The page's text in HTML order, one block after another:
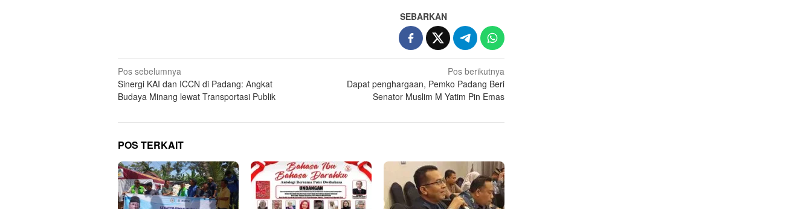
SEBARKAN
Navigasi
pos
Pos sebelumnya
Sinergi KAI dan ICCN di Padang: Angkat
Budaya Minang lewat Transportasi Publik
Pos berikutnya
Dapat penghargaan, Pemko Padang Beri
Senator Muslim M Yatim Pin Emas
POS TERKAIT